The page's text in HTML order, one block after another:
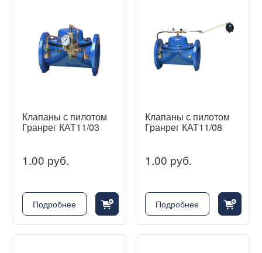
Клапаны с пилотом
Гранрег КАТ11/03
1.00 руб.
Подробнее cart_fill_badge_plus
Клапаны с пилотом
Гранрег КАТ11/08
1.00 руб.
Подробнее cart_fill_badge_plus